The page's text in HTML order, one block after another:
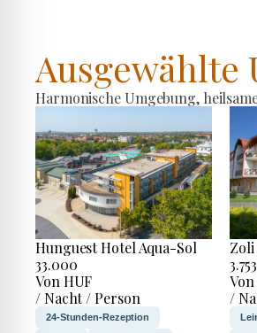
Ausgewählte
Harmonische Umgebung,
Hunguest Hotel Aqua-Sol
33.000
Von HUF
/ Nacht / Person
24-Stunden-Rezeption
Zoli
3.753
/